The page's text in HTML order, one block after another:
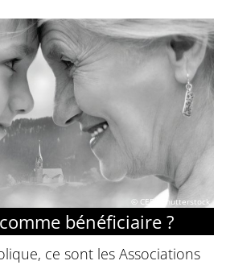
© CEF / Shutterstock
bénéficiaire ?
ce sont les Associations